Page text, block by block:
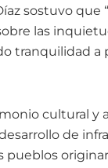
sostuvo que
las
tranquilidad a
cultural y
de
pueblos